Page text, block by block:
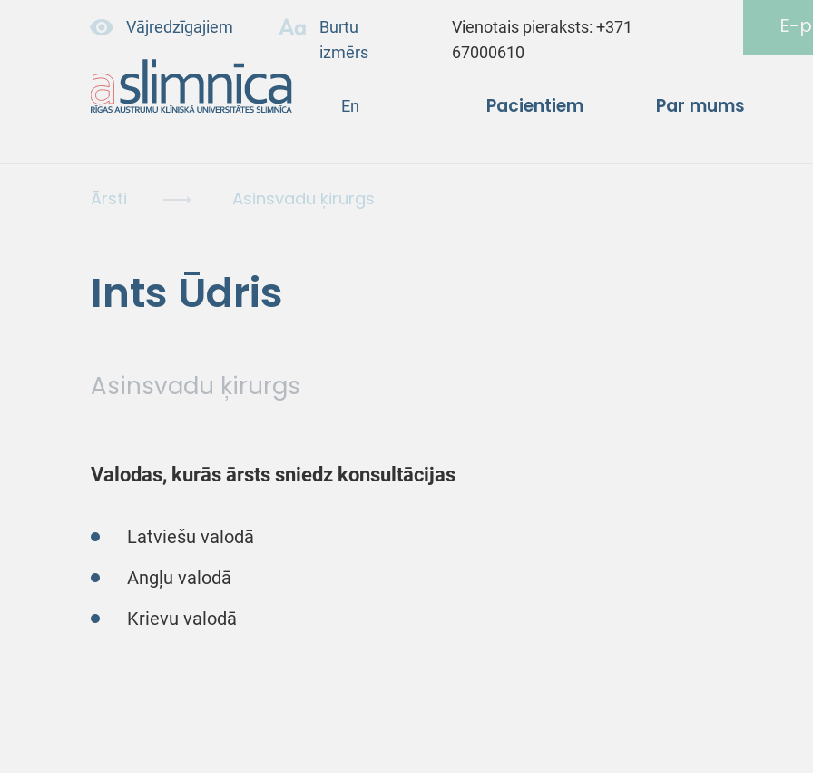
Vājredzīgajiem
Burtu
izmērs
Vienotais pieraksts:+371
67000610
E-
En Pacientiem Par mums
Ārsti Asinsvadu ķirurgs
Ints Ūdris
Asinsvadu ķirurgs
Valodas, kurās ārsts sniedz konsultācijas
Latviešu valodā
Angļu valodā
Krievu valodā